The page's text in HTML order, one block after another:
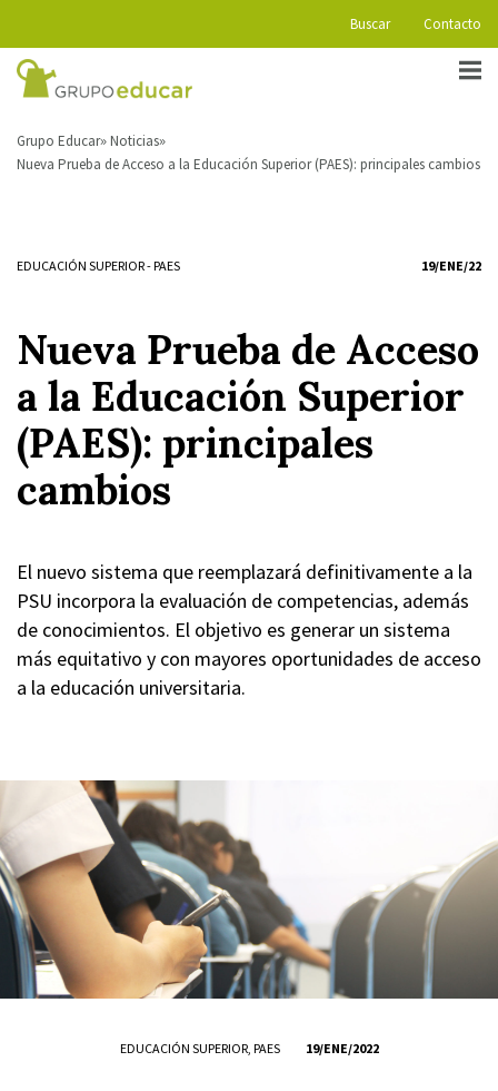
Buscar Contacto
Grupo Educar Noticias
Nueva Prueba de Acceso a la Educación Superior (PAES): principales cambios
EDUCACIÓN SUPERIOR-PAES 19/ENE/22
Nueva Prueba de Acceso
a la Educación Superior
(PAES): principales
cambios
El nuevo sistema que reemplazará definitivamente a la
PSU incorpora la evaluación de competencias, además
de conocimientos. El objetivo es generar un sistema
más equitativo y con mayores oportunidades de acceso
a la educación universitaria.
EDUCACIÓN SUPERIOR, PAES 19/ENE/2022